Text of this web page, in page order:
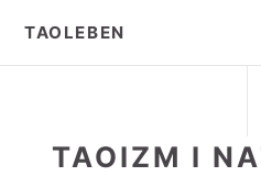
TAOLEBEN
TAOIZM I